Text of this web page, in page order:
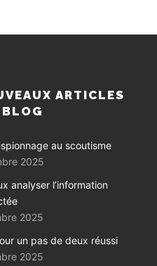
ARTICLES
BLOG
au scoutisme
2025
analyser l’information
2025
un pas de deux réussi
2025